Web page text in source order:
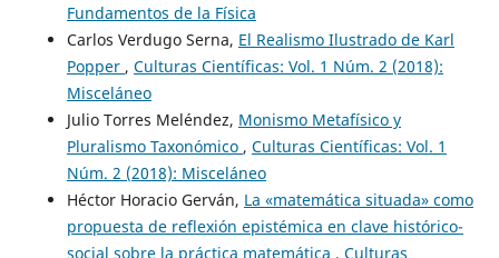
Fundamentos de la Física
Carlos Verdugo Serna, El Realismo Ilustrado de Karl
Popper , Culturas Científicas: Vol. 1 Núm. 2 (2018):
Misceláneo
Julio Torres Meléndez, Monismo Metafísico y
Pluralismo Taxonómico , Culturas Científicas: Vol. 1
Núm. 2 (2018): Misceláneo
Héctor Horacio Gerván, La «matemática situada» como
propuesta de reflexión epistémica en clave histórico-
social sobre la práctica matemática , Culturas